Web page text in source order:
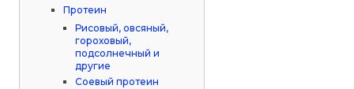
Протеин
Рисовый, овсяный,
гороховый,
подсолнечный и
другие
Соевый протеин